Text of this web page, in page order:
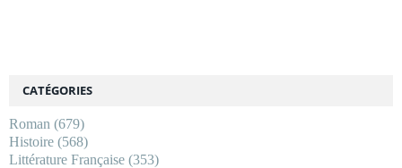
CATÉGORIES
Roman (679)
Histoire (568)
Littérature Française (353)